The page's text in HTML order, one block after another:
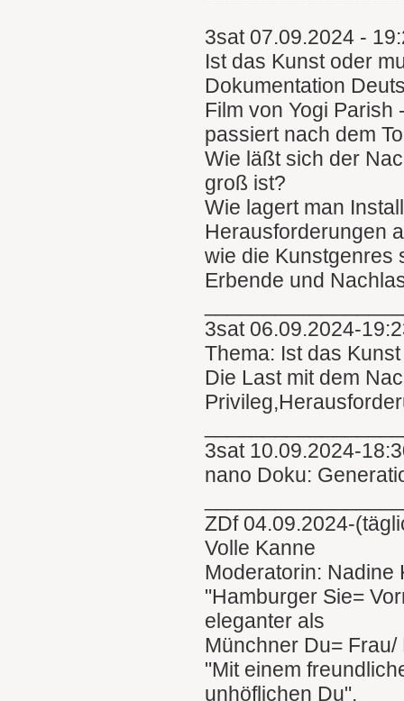
3sat 07.09.2024 -
Ist das Kunst oder
Dokumentation
Film von Yogi
passiert nach dem
Wie läßt sich der
groß ist?
Wie lagert man
Herausforderungen
wie die Kunstgenres
Erbende und
3sat 06.09.2024-
Thema: Ist das
Die Last mit dem
3sat 10.09.2024-
nano Doku:
ZDf 04.09.2024-
Volle Kanne
Moderatorin: Nadine
"Hamburger Sie=
eleganter als
Münchner Du= Frau/
"Mit einem
unhöflichen Du".